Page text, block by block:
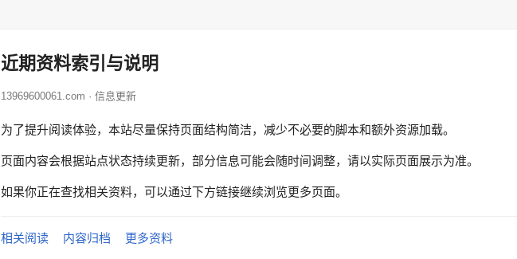
近期资料索引与说明
13969600061.com · 信息更新
为了提升阅读体验，本站尽量保持页面结构简洁，减少不必要的脚本和额外资源加载。
页面内容会根据站点状态持续更新，部分信息可能会随时间调整，请以实际页面展示为准。
如果你正在查找相关资料，可以通过下方链接继续浏览更多页面。
相关阅读 内容归档 更多资料